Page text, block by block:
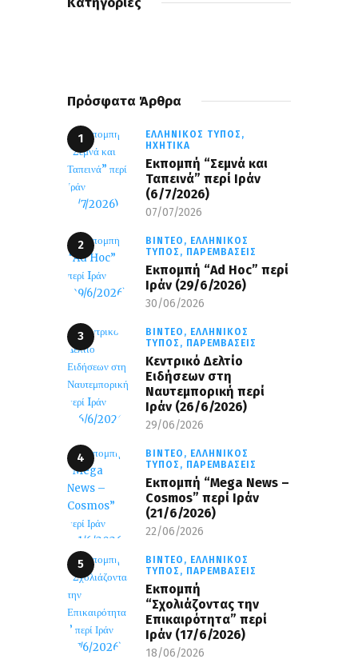
Πρόσφατα Άρθρα
ΕΛΛΗΝΙΚΌΣ ΤΎΠΟΣ,
ΗΧΗΤΙΚΆ
Εκπομπή “Σεμνά και
Ταπεινά” περί Ιράν
(6/7/2026)
07/07/2026
ΒΊΝΤΕΟ, ΕΛΛΗΝΙΚΌΣ
ΤΎΠΟΣ, ΠΑΡΕΜΒΆΣΕΙΣ
Εκπομπή “Ad Hoc” περί
Iράν (29/6/2026)
30/06/2026
ΒΊΝΤΕΟ, ΕΛΛΗΝΙΚΌΣ
ΤΎΠΟΣ, ΠΑΡΕΜΒΆΣΕΙΣ
Κεντρικό Δελτίο
Ειδήσεων στη
Ναυτεμπορική περί
Iράν (26/6/2026)
29/06/2026
ΒΊΝΤΕΟ, ΕΛΛΗΝΙΚΌΣ
ΤΎΠΟΣ, ΠΑΡΕΜΒΆΣΕΙΣ
Eκπομπή “Mega News –
Cosmos” περί Ιράν
(21/6/2026)
22/06/2026
ΒΊΝΤΕΟ, ΕΛΛΗΝΙΚΌΣ
ΤΎΠΟΣ, ΠΑΡΕΜΒΆΣΕΙΣ
Εκπομπή
“Σχολιάζοντας την
Επικαιρότητα” περί
Ιράν (17/6/2026)
18/06/2026